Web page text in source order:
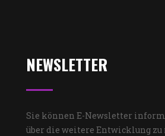
NEWSLETTER
Sie können E-Newsletter
über die weitere Entwicklung zu